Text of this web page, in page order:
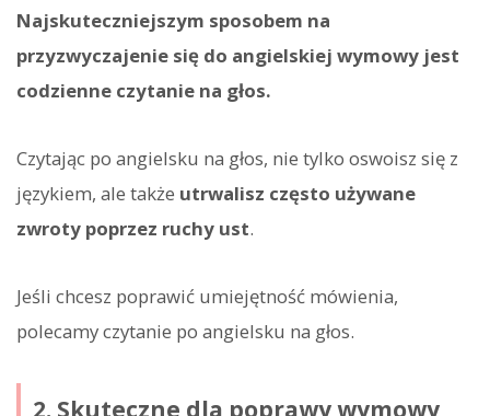
Najskuteczniejszym sposobem na
przyzwyczajenie się do angielskiej wymowy jest
codzienne czytanie na głos.
Czytając po angielsku na głos, nie tylko oswoisz się z
językiem, ale także utrwalisz często używane
zwroty poprzez ruchy ust.
Jeśli chcesz poprawić umiejętność mówienia,
polecamy czytanie po angielsku na głos.
2. Skuteczne dla poprawy wymowy